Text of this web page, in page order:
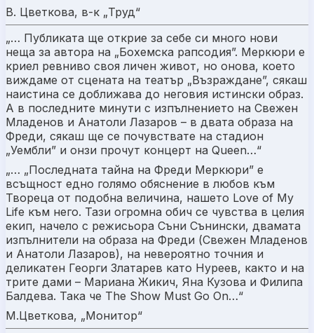
В. Цветкова, в-к „Труд“
„… Публиката ще открие за себе си много нови
неща за автора на „Бохемска рапсодия”. Меркюри е
криел ревниво своя личен живот, но онова, което
виждаме от сцената на театър „Възраждане”, сякаш
наистина се доближава до неговия истински образ.
А в последните минути с изпълнението на Свежен
Младенов и Анатоли Лазаров – в двата образа на
Фреди, сякаш ще се почувствате на стадион
„Уембли” и онзи прочут концерт на Queen…“
„… „Последната тайна на Фреди Меркюри” е
всъщност едно голямо обяснение в любов към
Твореца от подобна величина, нашето Love of My
Life към него. Тази огромна обич се чувства в целия
екип, начело с режисьора Съни Сънински, двамата
изпълнители на образа на Фреди (Свежен Младенов
и Анатоли Лазаров), на невероятно точния и
деликатен Георги Златарев като Нуреев, както и на
трите дами – Мариана Жикич, Яна Кузова и Филипа
Балдева. Така че The Show Must Go On…“
М.Цветкова, „Монитор“